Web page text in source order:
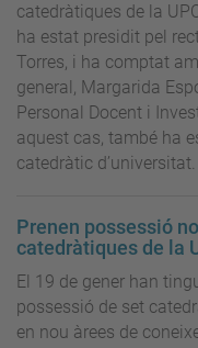
catedràtiques de la
ha estat presidit pel
Torres, i ha comptat
general, Margarida
Personal Docent i
aquest cas, també ha
catedràtic d’universitat.
Prenen possessió
catedràtiques de la
El 19 de gener han
possessió de set
en nou àrees de